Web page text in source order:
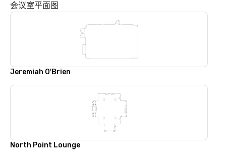
会议室平面图
Jeremiah O'Brien
North Point Lounge